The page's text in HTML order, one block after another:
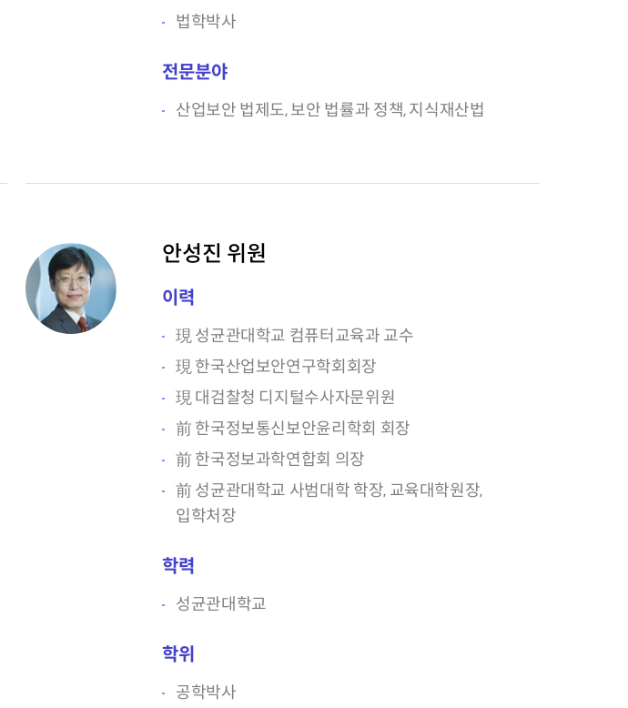
법학박사
전문분야
산업보안 법제도, 보안 법률과 정책, 지식재산법
안성진 위원
이력
現 성균관대학교 컴퓨터교육과 교수
現 한국산업보안연구학회회장
現 대검찰청 디지털수사자문위원
前 한국정보통신보안윤리학회 회장
前 한국정보과학연합회 의장
前 성균관대학교 사범대학 학장, 교육대학원장,
입학처장
학력
성균관대학교
학위
공학박사